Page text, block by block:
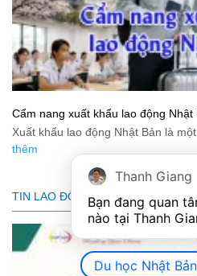
Cẩm nang xuất khẩu lao động Nhật
Xuất khẩu lao động Nhật Bản là
thêm
TIN LAO ĐỘNG NHẬT BẢN
Thanh Giang
Bạn đang quan
nào tại Thanh
Du học Nhật Bản